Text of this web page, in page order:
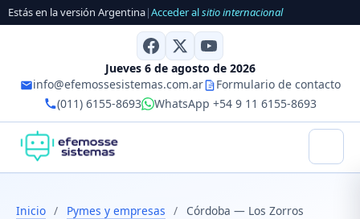
Estás en la versión Argentina|Acceder alsitio internacional
Jueves 6 de agosto de 2026
info@efemossesistemas.com.ar
Formulario de contacto
(011) 6155-8693
WhatsApp +54 9 11 6155-8693
Inicio / Pymes y empresas / Córdoba — Los Zorros